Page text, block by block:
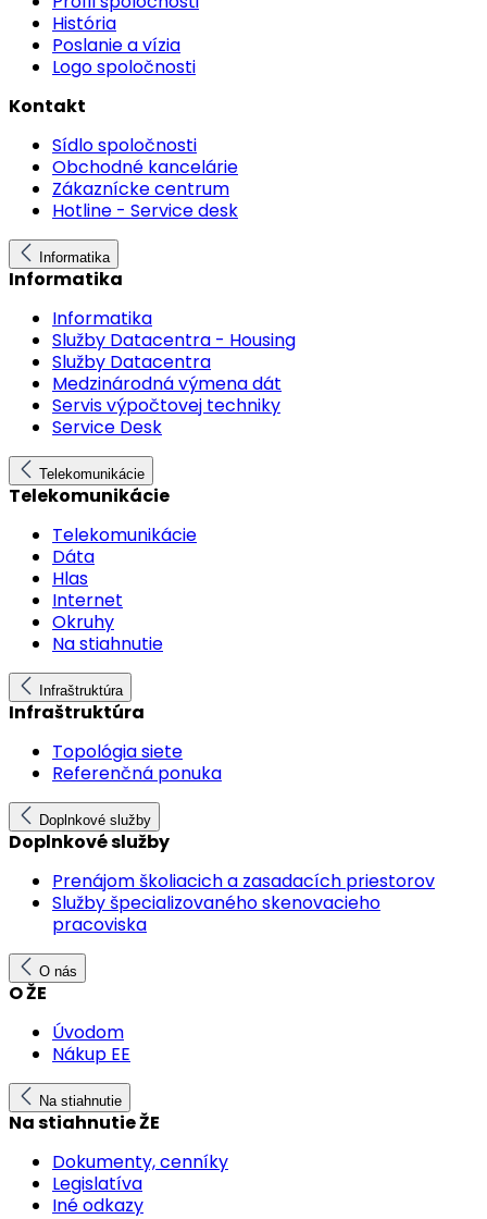
História
Poslanie a vízia
Logo spoločnosti
Kontakt
Sídlo spoločnosti
Obchodné kancelárie
Zákaznícke centrum
Hotline - Service desk
Informatika
Informatika
Informatika
Služby Datacentra - Housing
Služby Datacentra
Medzinárodná výmena dát
Servis výpočtovej techniky
Service Desk
Telekomunikácie
Telekomunikácie
Telekomunikácie
Dáta
Hlas
Internet
Okruhy
Na stiahnutie
Infraštruktúra
Infraštruktúra
Topológia siete
Referenčná ponuka
Doplnkové služby
Doplnkové služby
Prenájom školiacich a zasadacích priestorov
Služby špecializovaného skenovacieho
pracoviska
O nás
O ŽE
Úvodom
Nákup EE
Na stiahnutie
Na stiahnutie ŽE
Dokumenty, cenníky
Legislatíva
Iné odkazy